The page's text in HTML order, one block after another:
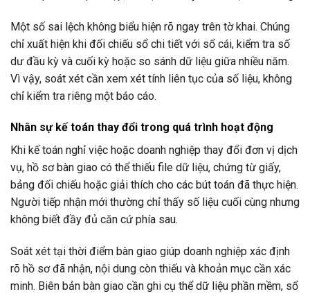
Một số sai lệch không biểu hiện rõ ngay trên tờ khai. Chúng
chỉ xuất hiện khi đối chiếu sổ chi tiết với sổ cái, kiểm tra số
dư đầu kỳ và cuối kỳ hoặc so sánh dữ liệu giữa nhiều năm.
Vì vậy, soát xét cần xem xét tính liên tục của số liệu, không
chỉ kiểm tra riêng một báo cáo.
Nhân sự kế toán thay đổi trong quá trình hoạt động
Khi kế toán nghỉ việc hoặc doanh nghiệp thay đổi đơn vị dịch
vụ, hồ sơ bàn giao có thể thiếu file dữ liệu, chứng từ giấy,
bảng đối chiếu hoặc giải thích cho các bút toán đã thực hiện.
Người tiếp nhận mới thường chỉ thấy số liệu cuối cùng nhưng
không biết đầy đủ căn cứ phía sau.
Soát xét tại thời điểm bàn giao giúp doanh nghiệp xác định
rõ hồ sơ đã nhận, nội dung còn thiếu và khoản mục cần xác
minh. Biên bản bàn giao cần ghi cụ thể dữ liệu phần mềm, sổ